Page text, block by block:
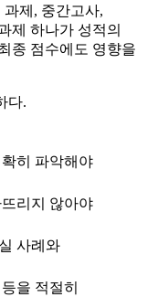
제, 중간고사,
제 하나가 성적의
종 점수에도 영향을
다.
히 파악해야
리지 않아야
사례와
을 적절히